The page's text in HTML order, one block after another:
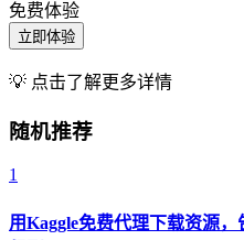
免费体验
立即体验
💡 点击了解更多详情
随机推荐
1
用Kaggle免费代理下载资源